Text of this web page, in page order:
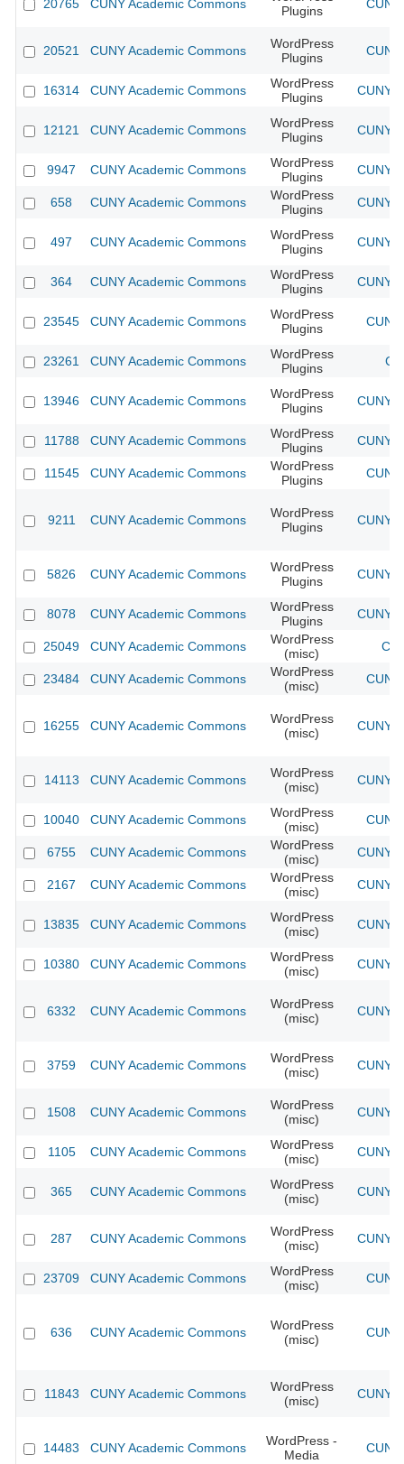
20765 CUNY Academic Commons
Plugins
20521 CUNY Academic Commons
WordPress
Plugins
16314 CUNY Academic Commons
WordPress
Plugins
CUNY
12121 CUNY Academic Commons
WordPress
Plugins
CUNY
9947 CUNY Academic Commons
WordPress
Plugins
CUNY
658 CUNY Academic Commons
WordPress
Plugins
CUNY
497 CUNY Academic Commons
WordPress
Plugins
CUNY
364 CUNY Academic Commons
WordPress
Plugins
CUNY
23545 CUNY Academic Commons
WordPress
Plugins
23261 CUNY Academic Commons
WordPress
Plugins
13946 CUNY Academic Commons
WordPress
Plugins
CUNY
11788 CUNY Academic Commons
WordPress
Plugins
CUNY
11545 CUNY Academic Commons
WordPress
Plugins
9211 CUNY Academic Commons
WordPress
Plugins
CUNY
5826 CUNY Academic Commons
WordPress
Plugins
CUNY
8078 CUNY Academic Commons
WordPress
Plugins
CUNY
25049 CUNY Academic Commons
WordPress
(misc)
23484 CUNY Academic Commons
WordPress
(misc)
16255 CUNY Academic Commons
WordPress
(misc)
CUNY
14113 CUNY Academic Commons
WordPress
(misc)
CUNY
10040 CUNY Academic Commons
WordPress
(misc)
6755 CUNY Academic Commons
WordPress
(misc)
CUNY
2167 CUNY Academic Commons
WordPress
(misc)
CUNY
13835 CUNY Academic Commons
WordPress
(misc)
CUNY
10380 CUNY Academic Commons
WordPress
(misc)
CUNY
6332 CUNY Academic Commons
WordPress
(misc)
CUNY
3759 CUNY Academic Commons
WordPress
(misc)
CUNY
1508 CUNY Academic Commons
WordPress
(misc)
CUNY
1105 CUNY Academic Commons
WordPress
(misc)
CUNY
365 CUNY Academic Commons
WordPress
(misc)
CUNY
287 CUNY Academic Commons
WordPress
(misc)
CUNY
23709 CUNY Academic Commons
WordPress
(misc)
636 CUNY Academic Commons
WordPress
(misc)
11843 CUNY Academic Commons
WordPress
(misc)
CUNY
14483 CUNY Academic Commons
WordPress -
Media